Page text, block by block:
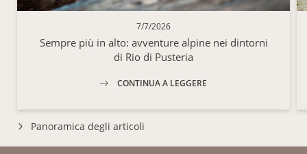
7/7/2026
Sempre più in alto: avventure alpine nei dintorni
di Rio di Pusteria
CONTINUA A LEGGERE
Panoramica degli articoli